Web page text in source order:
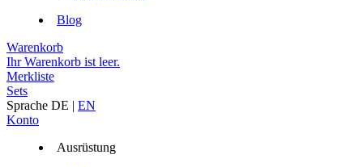
Blog
Warenkorb
Ihr Warenkorb ist leer.
Merkliste
Sets
Sprache DE | EN
Konto
Ausrüstung